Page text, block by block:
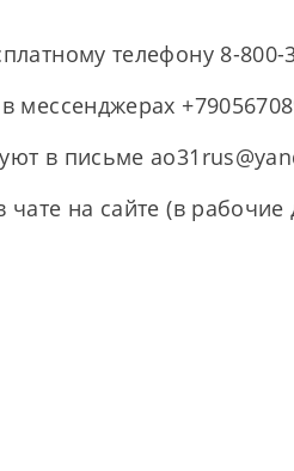
телефону 8-800-
мессенджерах
в письме
чате на сайте (в рабочие